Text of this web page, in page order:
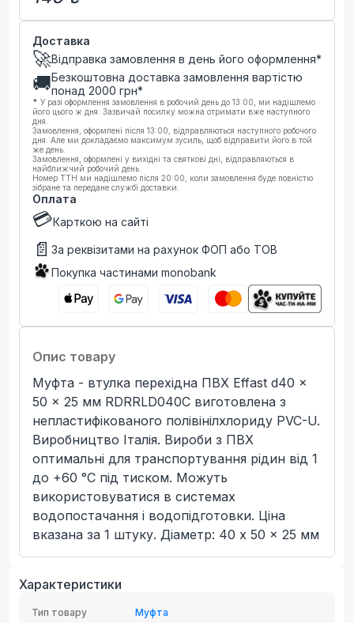
Доставка
🚀Відправка замовлення в день його оформлення*
🚚Безкоштовна доставка замовлення вартістю
понад 2000 грн*
* У разі оформлення замовлення в робочий день до 13:00, ми надішлемо
його цього ж дня. Зазвичай посилку можна отримати вже наступного
дня.
Замовлення, оформлені після 13:00, відправляються наступного робочого
дня. Але ми докладаємо максимум зусиль, щоб відправити його в той
же день.
Замовлення, оформлені у вихідні та святкові дні, відправляються в
найближчий робочий день.
Номер ТТН ми надішлемо після 20:00, коли замовлення буде повністю
зібране та передане службі доставки.
Оплата
💳Карткою на сайті
📄 За реквізитами на рахунок ФОП або ТОВ
Покупка частинами monobank
Опис товару
Муфта - втулка перехідна ПВХ Effast d40 x
50 x 25 мм RDRRLD040C виготовлена з
непластифікованого полівінілхлориду PVC-U.
Виробництво Італія. Вироби з ПВХ
оптимальні для транспортування рідин від 1
до +60 °C під тиском. Можуть
використовуватися в системах
водопостачання і водопідготовки. Ціна
вказана за 1 штуку. Діаметр: 40 x 50 x 25 мм
Характеристики
Тип товару Муфта